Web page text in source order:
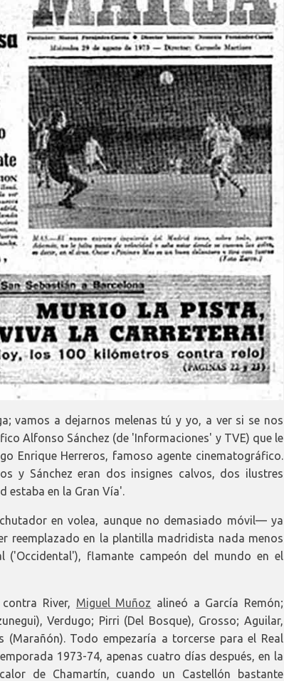
vamos a dejarnos melenas tú y yo, a ver si se nos
Alfonso Sánchez (de 'Informaciones' y TVE) que le
Enrique Herreros, famoso agente cinematográfico.
y Sánchez eran dos insignes calvos, dos ilustres
estaba en la Gran Vía'.
en volea, aunque no demasiado móvil— ya
reemplazado en la plantilla madridista nada menos
flamante campeón del mundo en el
River, Miguel Muñoz alineó a García Remón;
Verdugo; Pirri (Del Bosque), Grosso; Aguilar,
(Marañón). Todo empezaría a torcerse para el Real
1973-74, apenas cuatro días después, en la
de Chamartín, cuando un Castellón bastante